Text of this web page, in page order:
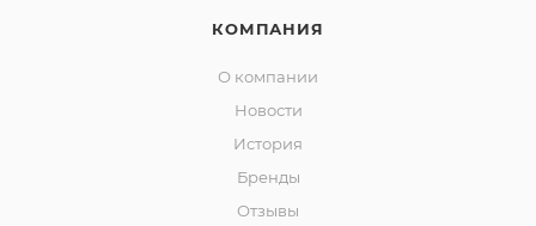
КОМПАНИЯ
О компании
Новости
История
Бренды
Отзывы